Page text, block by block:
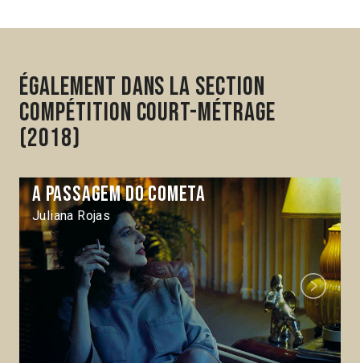
Également dans la section
Compétition Court-métrage
(2018)
A Passagem do cometa
Juliana Rojas
Next